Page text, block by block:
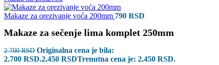
Makaze za orezivanje voća 200mm 790 RSD
Makaze za sečenje lima komplet 250mm
2.700RSD Originalna cena je bila:
2.700 RSD.2.450 RSDTrenutna cena je: 2.450 RSD.